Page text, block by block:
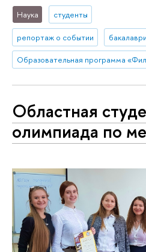
Наука студенты
репортаж о событии
Областная
олимпиада по